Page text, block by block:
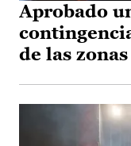
Aprobado
de las